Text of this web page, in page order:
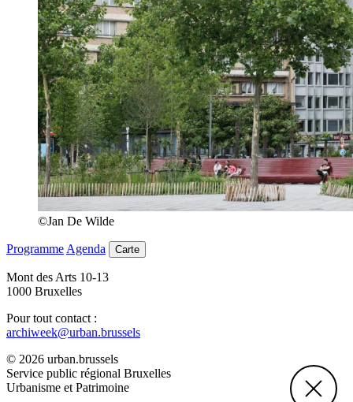
©Jan De Wilde
Programme Agenda Carte
Mont des Arts 10-13
1000 Bruxelles
Pour tout contact :
archiweek@urban.brussels
© 2026 urban.brussels
Service public régional Bruxelles
Urbanisme et Patrimoine